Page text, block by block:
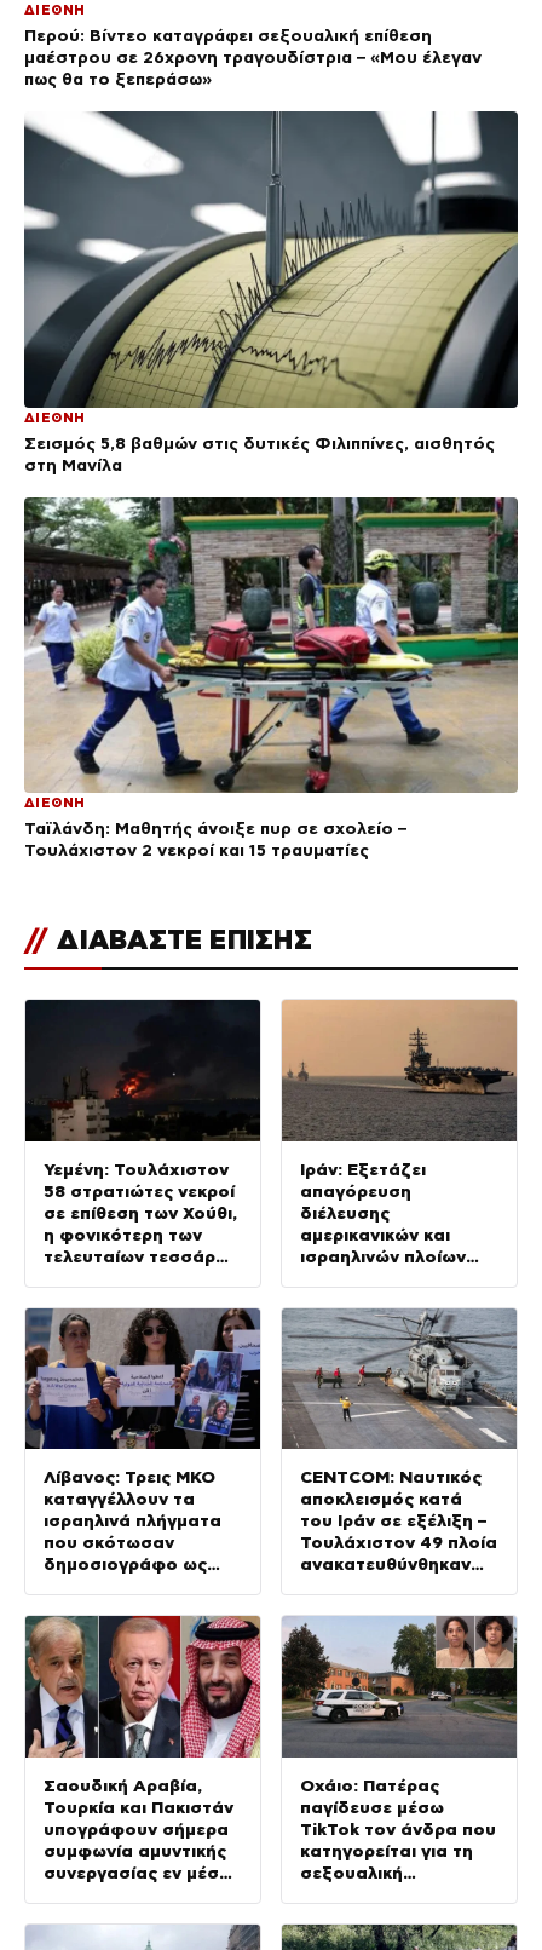
ΔΙΕΘΝΗ
Περού: Βίντεο καταγράφει σεξουαλική επίθεση
μαέστρου σε 26χρονη τραγουδίστρια – «Μου έλεγαν
πως θα το ξεπεράσω»
ΔΙΕΘΝΗ
Σεισμός 5,8 βαθμών στις δυτικές Φιλιππίνες, αισθητός
στη Μανίλα
ΔΙΕΘΝΗ
Ταϊλάνδη: Μαθητής άνοιξε πυρ σε σχολείο –
Τουλάχιστον 2 νεκροί και 15 τραυματίες
// ΔΙΑΒΑΣΤΕ ΕΠΙΣΗΣ
Υεμένη: Τουλάχιστον
58 στρατιώτες νεκροί
σε επίθεση των Χούθι,
η φονικότερη των
τελευταίων τεσσάρων
Ιράν: Εξετάζει
απαγόρευση
διέλευσης
αμερικανικών και
ισραηλινών πλοίων
Λίβανος: Τρεις ΜΚΟ
καταγγέλλουν τα
ισραηλινά πλήγματα
που σκότωσαν
δημοσιογράφο ως
CENTCOM: Ναυτικός
αποκλεισμός κατά
του Ιράν σε εξέλιξη –
Τουλάχιστον 49 πλοία
ανακατευθύνθηκαν
Σαουδική Αραβία,
Τουρκία και Πακιστάν
υπογράφουν σήμερα
συμφωνία αμυντικής
συνεργασίας εν μέσω
Οχάιο: Πατέρας
παγίδευσε μέσω
TikTok τον άνδρα που
κατηγορείται για τη
σεξουαλική
πυροβόλησε